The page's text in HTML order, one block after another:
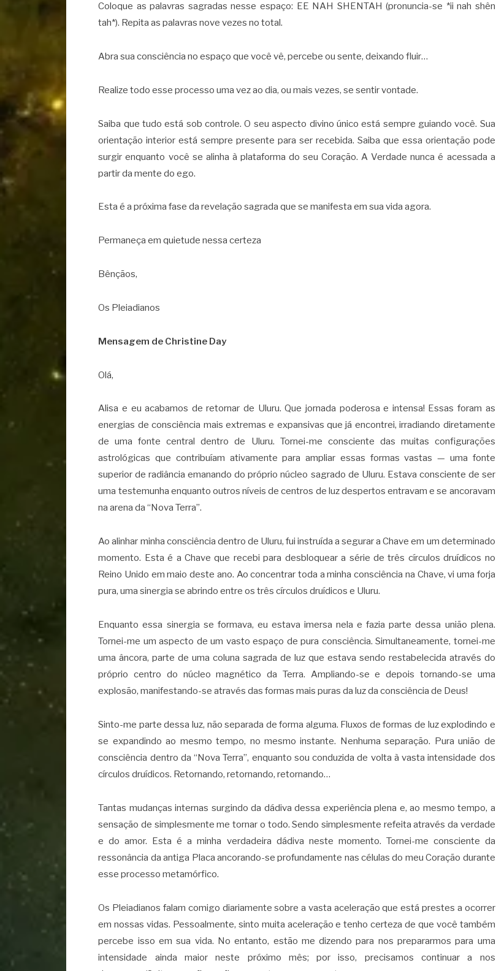
Coloque as palavras sagradas nesse espaço: EE NAH SHENTAH (pronuncia-se *ii nah shên
tah*). Repita as palavras nove vezes no total.
Abra sua consciência no espaço que você vê, percebe ou sente, deixando fluir…
Realize todo esse processo uma vez ao dia, ou mais vezes, se sentir vontade.
Saiba que tudo está sob controle. O seu aspecto divino único está sempre guiando você. Sua
orientação interior está sempre presente para ser recebida. Saiba que essa orientação pode
surgir enquanto você se alinha à plataforma do seu Coração. A Verdade nunca é acessada a
partir da mente do ego.
Esta é a próxima fase da revelação sagrada que se manifesta em sua vida agora.
Permaneça em quietude nessa certeza
Bênçãos,
Os Pleiadianos
Mensagem de Christine Day
Olá,
Alisa e eu acabamos de retornar de Uluru. Que jornada poderosa e intensa! Essas foram as
energias de consciência mais extremas e expansivas que já encontrei, irradiando diretamente
de uma fonte central dentro de Uluru. Tornei-me consciente das muitas configurações
astrológicas que contribuíam ativamente para ampliar essas formas vastas — uma fonte
superior de radiância emanando do próprio núcleo sagrado de Uluru. Estava consciente de ser
uma testemunha enquanto outros níveis de centros de luz despertos entravam e se ancoravam
na arena da “Nova Terra”.
Ao alinhar minha consciência dentro de Uluru, fui instruída a segurar a Chave em um determinado
momento. Esta é a Chave que recebi para desbloquear a série de três círculos druídicos no
Reino Unido em maio deste ano. Ao concentrar toda a minha consciência na Chave, vi uma forja
pura, uma sinergia se abrindo entre os três círculos druídicos e Uluru.
Enquanto essa sinergia se formava, eu estava imersa nela e fazia parte dessa união plena.
Tornei-me um aspecto de um vasto espaço de pura consciência. Simultaneamente, tornei-me
uma âncora, parte de uma coluna sagrada de luz que estava sendo restabelecida através do
próprio centro do núcleo magnético da Terra. Ampliando-se e depois tornando-se uma
explosão, manifestando-se através das formas mais puras da luz da consciência de Deus!
Sinto-me parte dessa luz, não separada de forma alguma. Fluxos de formas de luz explodindo e
se expandindo ao mesmo tempo, no mesmo instante. Nenhuma separação. Pura união de
consciência dentro da “Nova Terra”, enquanto sou conduzida de volta à vasta intensidade dos
círculos druídicos. Retornando, retornando, retornando…
Tantas mudanças internas surgindo da dádiva dessa experiência plena e, ao mesmo tempo, a
sensação de simplesmente me tornar o todo. Sendo simplesmente refeita através da verdade
e do amor. Esta é a minha verdadeira dádiva neste momento. Tornei-me consciente da
ressonância da antiga Placa ancorando-se profundamente nas células do meu Coração durante
esse processo metamórfico.
Os Pleiadianos falam comigo diariamente sobre a vasta aceleração que está prestes a ocorrer
em nossas vidas. Pessoalmente, sinto muita aceleração e tenho certeza de que você também
percebe isso em sua vida. No entanto, estão me dizendo para nos prepararmos para uma
intensidade ainda maior neste próximo mês; por isso, precisamos continuar a nos